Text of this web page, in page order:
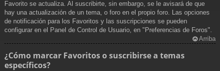
Favorito se actualiza. Al suscribirte, sin embargo, se le avisará de que
hay una actualización de un tema, o foro en el propio foro. Las opciones
de notificación para los Favoritos y las suscripciones se pueden
configurar en el Panel de Control de Usuario, en "Preferencias de Foros".
Arriba
¿Cómo marcar Favoritos o suscribirse a temas
específicos?